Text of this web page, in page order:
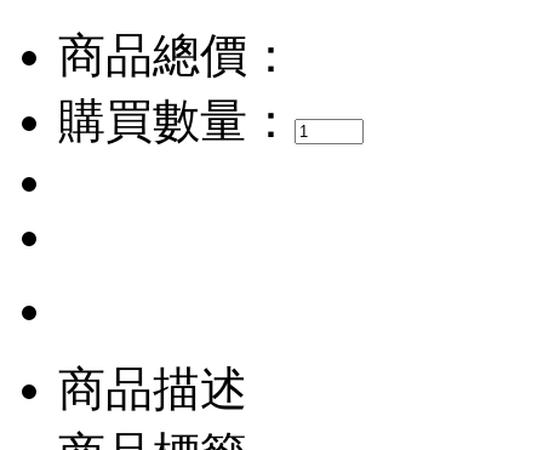
商品總價：
購買數量：
商品描述